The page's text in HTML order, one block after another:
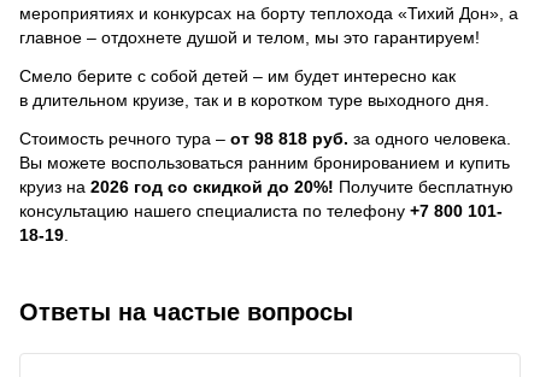
мероприятиях и конкурсах на борту теплохода «Тихий Дон», а
главное – отдохнете душой и телом, мы это гарантируем!
Смело берите с собой детей – им будет интересно как
в длительном круизе, так и в коротком туре выходного дня.
Стоимость речного тура – от 98 818 руб. за одного человека.
Вы можете воспользоваться ранним бронированием и купить
круиз на 2026 год со скидкой до 20%! Получите бесплатную
консультацию нашего специалиста по телефону +7 800 101-
18-19
Ответы на частые вопросы